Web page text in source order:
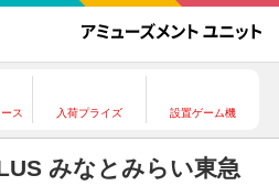
ス 入荷プライズ 設置ゲーム機
みなとみらい東急